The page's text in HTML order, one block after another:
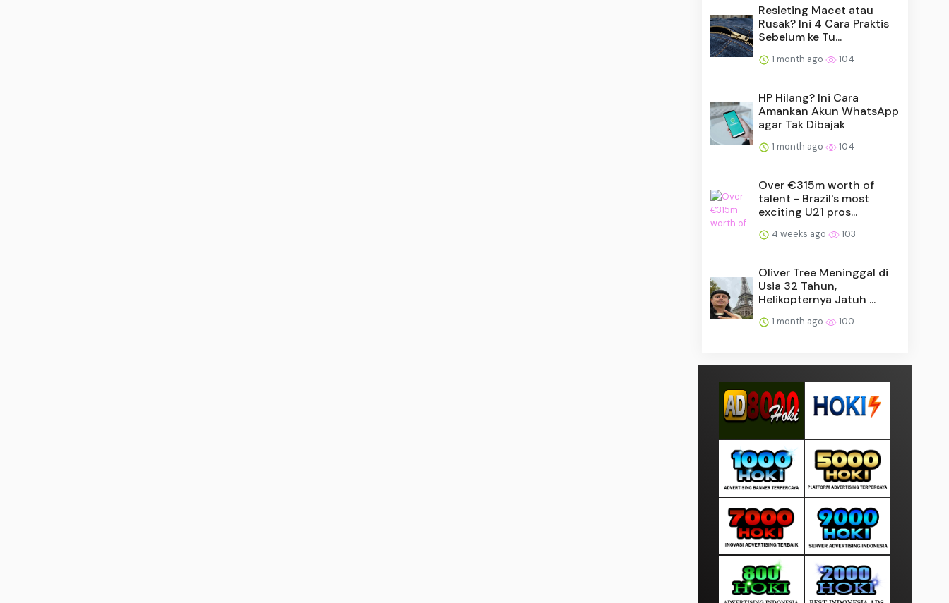
Resleting Macet atau
Rusak? Ini 4 Cara Praktis
Sebelum ke Tu...
1 month ago 104
HP Hilang? Ini Cara
Amankan Akun WhatsApp
agar Tak Dibajak
1 month ago 104
Over €315m worth of
talent - Brazil's most
exciting U21 pros...
4 weeks ago 103
Oliver Tree Meninggal di
Usia 32 Tahun,
Helikopternya Jatuh ...
1 month ago 100